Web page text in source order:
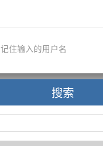
记住输入的用户名
搜索